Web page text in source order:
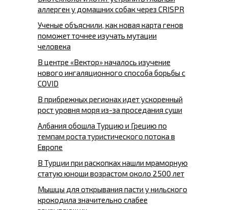
аллерген у домашних собак через CRISPR
Ученые объяснили, как новая карта генов
поможет точнее изучать мутации
человека
В центре «Вектор» началось изучение
нового ингаляционного способа борьбы с
COVID
В прибрежных регионах идет ускоренный
рост уровня моря из-за проседания суши
Албания обошла Турцию и Грецию по
темпам роста туристического потока в
Европе
В Турции при раскопках нашли мраморную
статую юноши возрастом около 2500 лет
Мышцы для открывания пасти у нильского
крокодила значительно слабее